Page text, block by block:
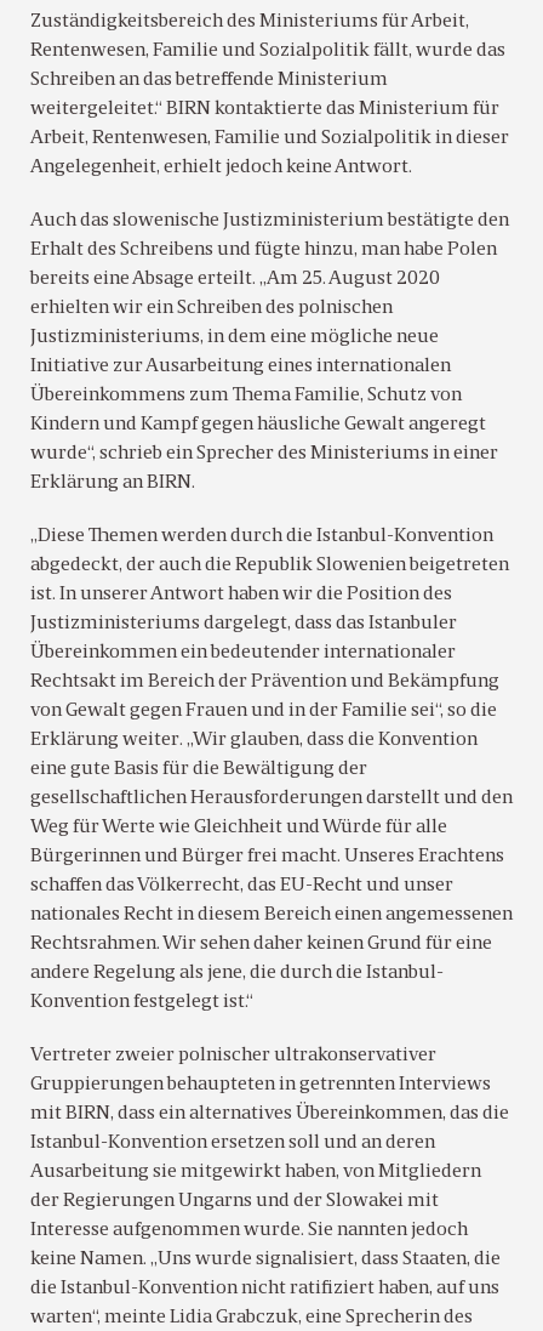
Zuständigkeitsbereich des Ministeriums für Arbeit,
Rentenwesen, Familie und Sozialpolitik fällt, wurde das
Schreiben an das betreffende Ministerium
weitergeleitet.“ BIRN kontaktierte das Ministerium für
Arbeit, Rentenwesen, Familie und Sozialpolitik in dieser
Angelegenheit, erhielt jedoch keine Antwort.
Auch das slowenische Justizministerium bestätigte den
Erhalt des Schreibens und fügte hinzu, man habe Polen
bereits eine Absage erteilt. „Am 25. August 2020
erhielten wir ein Schreiben des polnischen
Justizministeriums, in dem eine mögliche neue
Initiative zur Ausarbeitung eines internationalen
Übereinkommens zum Thema Familie, Schutz von
Kindern und Kampf gegen häusliche Gewalt angeregt
wurde“, schrieb ein Sprecher des Ministeriums in einer
Erklärung an BIRN.
„Diese Themen werden durch die Istanbul-Konvention
abgedeckt, der auch die Republik Slowenien beigetreten
ist. In unserer Antwort haben wir die Position des
Justizministeriums dargelegt, dass das Istanbuler
Übereinkommen ein bedeutender internationaler
Rechtsakt im Bereich der Prävention und Bekämpfung
von Gewalt gegen Frauen und in der Familie sei“, so die
Erklärung weiter. „Wir glauben, dass die Konvention
eine gute Basis für die Bewältigung der
gesellschaftlichen Herausforderungen darstellt und den
Weg für Werte wie Gleichheit und Würde für alle
Bürgerinnen und Bürger frei macht. Unseres Erachtens
schaffen das Völkerrecht, das EU-Recht und unser
nationales Recht in diesem Bereich einen angemessenen
Rechtsrahmen. Wir sehen daher keinen Grund für eine
andere Regelung als jene, die durch die Istanbul-
Konvention festgelegt ist.“
Vertreter zweier polnischer ultrakonservativer
Gruppierungen behaupteten in getrennten Interviews
mit BIRN, dass ein alternatives Übereinkommen, das die
Istanbul-Konvention ersetzen soll und an deren
Ausarbeitung sie mitgewirkt haben, von Mitgliedern
der Regierungen Ungarns und der Slowakei mit
Interesse aufgenommen wurde. Sie nannten jedoch
keine Namen. „Uns wurde signalisiert, dass Staaten, die
die Istanbul-Konvention nicht ratifiziert haben, auf uns
warten“, meinte Lidia Grabczuk, eine Sprecherin des